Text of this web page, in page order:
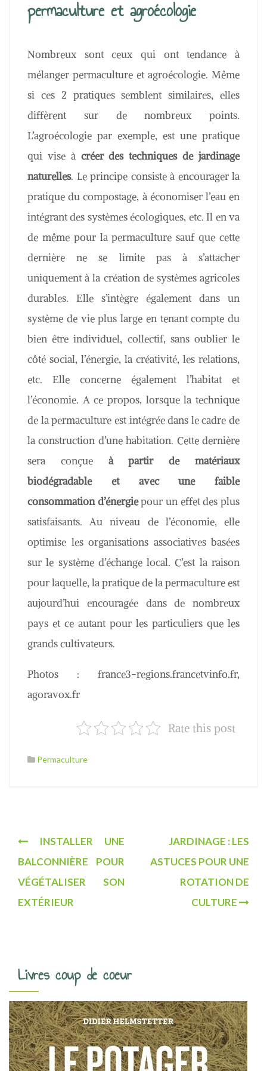
permaculture et agroécologie
Nombreux sont ceux qui ont tendance à
mélanger permaculture et agroécologie. Même
si ces 2 pratiques semblent similaires, elles
diffèrent sur de nombreux points.
L’agroécologie par exemple, est une pratique
qui vise à créer des techniques de jardinage
naturelles. Le principe consiste à encourager la
pratique du compostage, à économiser l’eau en
intégrant des systèmes écologiques, etc. Il en va
de même pour la permaculture sauf que cette
dernière ne se limite pas à s’attacher
uniquement à la création de systèmes agricoles
durables. Elle s’intègre également dans un
système de vie plus large en tenant compte du
bien être individuel, collectif, sans oublier le
côté social, l’énergie, la créativité, les relations,
etc. Elle concerne également l’habitat et
l’économie. A ce propos, lorsque la technique
de la permaculture est intégrée dans le cadre de
la construction d’une habitation. Cette dernière
sera conçue à partir de matériaux
biodégradable et avec une faible
consommation d’énergiepour un effet des plus
satisfaisants. Au niveau de l’économie, elle
optimise les organisations associatives basées
sur le système d’échange local. C’est la raison
pour laquelle, la pratique de la permaculture est
aujourd’hui encouragée dans de nombreux
pays et ce autant pour les particuliers que les
grands cultivateurs.
Photos : france3-regions.francetvinfo.fr,
agoravox.fr
Rate this post
Permaculture
N
i
o
n
INSTALLER UNE
BALCONNIÈRE POUR
VÉGÉTALISER SON
EXTÉRIEUR
JARDINAGE : LES
ASTUCES POUR UNE
ROTATION DE
CULTURE
Livres coup de coeur